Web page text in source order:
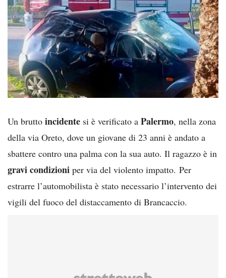
Un brutto incidente si è verificato a Palermo, nella zona
della via Oreto, dove un giovane di 23 anni è andato a
sbattere contro una palma con la sua auto. Il ragazzo è in
gravi condizioni per via del violento impatto. Per
estrarre l’automobilista è stato necessario l’intervento dei
vigili del fuoco del distaccamento di Brancaccio.